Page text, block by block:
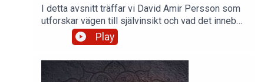
I detta avsnitt träffar vi David Amir Persson som
utforskar vägen till självinsikt och vad det innebär
att vara man i dagens samhälle. Samtalet rör sig
från hans personliga resa mot att navigera livets
utmaningar, till att hitta sin egen väg bortom
traditionella könsroller. David diskuterar balansen
Play